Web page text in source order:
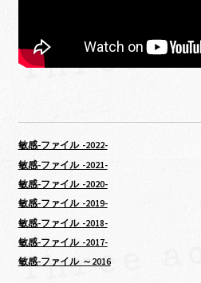
敏感-ファイル -2022-
敏感-ファイル -2021-
敏感-ファイル -2020-
敏感-ファイル -2019-
敏感-ファイル -2018-
敏感-ファイル -2017-
敏感-ファイル ～2016